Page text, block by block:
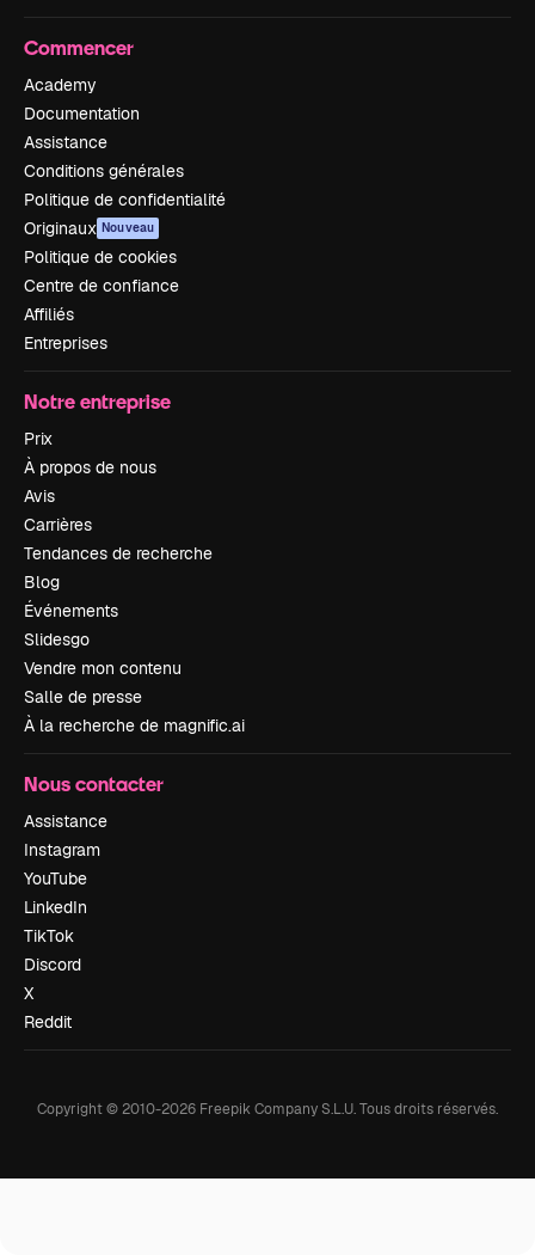
Commencer
Academy
Documentation
Assistance
Conditions générales
Politique de confidentialité
Originaux Nouveau
Politique de cookies
Centre de confiance
Affiliés
Entreprises
Notre entreprise
Prix
À propos de nous
Avis
Carrières
Tendances de recherche
Blog
Événements
Slidesgo
Vendre mon contenu
Salle de presse
À la recherche de magnific.ai
Nous contacter
Assistance
Instagram
YouTube
LinkedIn
TikTok
Discord
X
Reddit
Copyright © 2010-2026 Freepik Company S.L.U.Tous droits réservés.